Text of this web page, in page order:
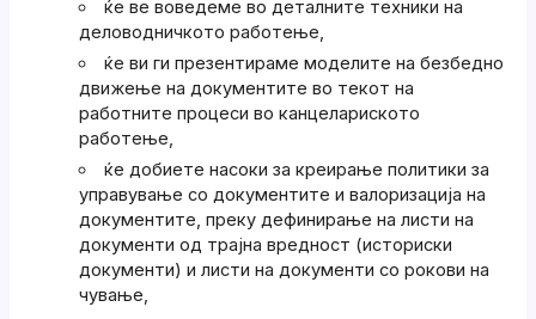
ќе ве воведеме во деталните техники на
деловодничкото работење,
ќе ви ги презентираме моделите на безбедно
движење на документите во текот на
работните процеси во канцелариското
работење,
ќе добиете насоки за креирање политики за
управување со документите и валоризација на
документите, преку дефинирање на листи на
документи од трајна вредност (историски
документи) и листи на документи со рокови на
чување,